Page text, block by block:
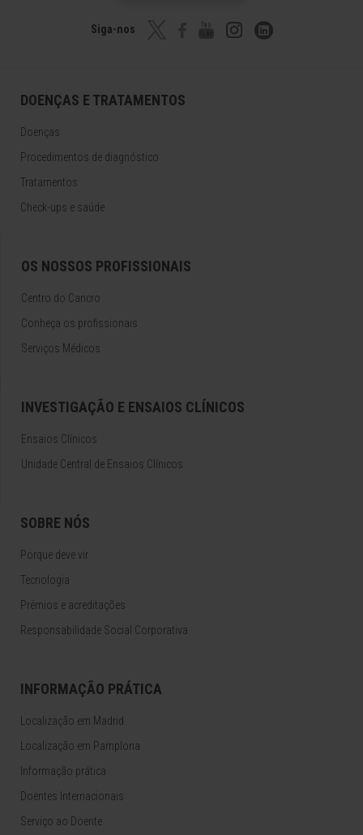
Siga-nos
DOENÇAS E TRATAMENTOS
Doenças
Procedimentos de diagnóstico
Tratamentos
Check-ups e saúde
OS NOSSOS PROFISSIONAIS
Centro do Cancro
Conheça os profissionais
Serviços Médicos
INVESTIGAÇÃO E ENSAIOS CLÍNICOS
Ensaios Clínicos
Unidade Central de Ensaios Clínicos
SOBRE NÓS
Porque deve vir
Tecnologia
Prémios e acreditações
Responsabilidade Social Corporativa
INFORMAÇÃO PRÁTICA
Localização em Madrid
Localização em Pamplona
Informação prática
Doentes Internacionais
Serviço ao Doente